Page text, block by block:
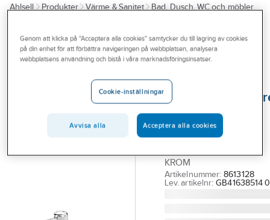
Kampanjer
Branscher
Ahlsell Produkter Värme & Sanitet
Bad, Dusch, WC och möbler
Reservdelar blandare
Reservdelar Gustavsberg ettgreppsblandare
Spak för
Logic,
Gustavsberg
KROM
Artikelnummer: 8613128
Lev. artikelnr: GB41638514
Genom att klicka på "Acceptera alla cookies" samtycker du till lagring av cookies
på din enhet för att förbättra navigeringen på webbplatsen, analysera
webbplatsens användning och bistå i våra marknadsföringsinsatser.
Cookie-inställningar
Avvisa alla Acceptera alla cookies